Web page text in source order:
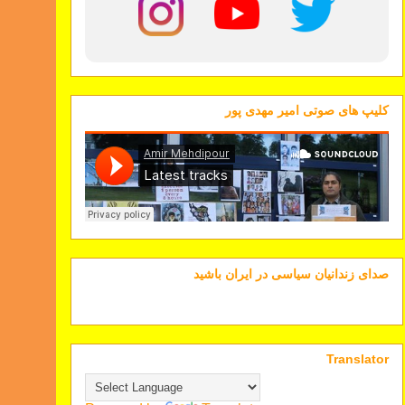
کلیپ های صوتی امیر مهدی پور
صدای زندانیان سیاسی در ایران باشید
Translator